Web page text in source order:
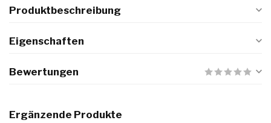
Produktbeschreibung
Eigenschaften
Bewertungen
Ergänzende Produkte